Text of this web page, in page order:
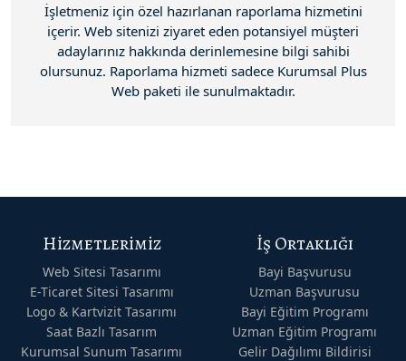
İşletmeniz için özel hazırlanan raporlama hizmetini
içerir. Web sitenizi ziyaret eden potansiyel müşteri
adaylarınız hakkında derinlemesine bilgi sahibi
olursunuz. Raporlama hizmeti sadece Kurumsal Plus
Web paketi ile sunulmaktadır.
Hizmetlerimiz
Web Sitesi Tasarımı
E-Ticaret Sitesi Tasarımı
Logo & Kartvizit Tasarımı
Saat Bazlı Tasarım
Kurumsal Sunum Tasarımı
İş Ortaklığı
Bayi Başvurusu
Uzman Başvurusu
Bayi Eğitim Programı
Uzman Eğitim Programı
Gelir Dağılımı Bildirisi